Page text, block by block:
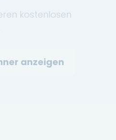
kostenlosen
anzeigen